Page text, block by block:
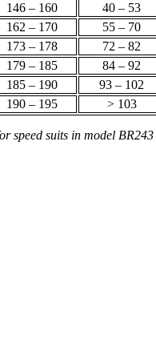
146 – 160 40 – 53
162 – 170 55 – 70
173 – 178 72 – 82
179 – 185 84 – 92
185 – 190 93 – 102
190 – 195 > 103
speed suits in model